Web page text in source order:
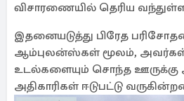
விசாரணையில் தெரிய
இதனையடுத்து பிரேத
ஆம்புலன்ஸ்கள் மூலம், அவர்கள்
உடல்களையும் சொந்த ஊருக்கு
அதிகாரிகள் ஈடுபட்டு